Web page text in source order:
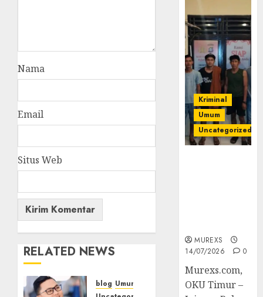
Nama
Email
Situs Web
RELATED NEWS
blog Umum
Kriminal
Umum
Uncategorized
MUREXS
14/07/2026
0
Murexs.com,
OKU Timur –